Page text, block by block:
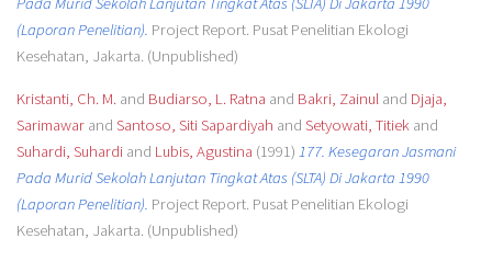
(Laporan Penelitian). Project Report. Pusat Penelitian Ekologi
Kesehatan, Jakarta. (Unpublished)
Kristanti, Ch. M.and Budiarso, L. Ratna and Bakri, Zainuland Djaja,
Sarimawarand Santoso, Siti Sapardiyah and Setyowati, Titiekand
Suhardi, Suhardiand Lubis, Agustina (1991) 177. Kesegaran Jasmani
Pada Murid Sekolah Lanjutan Tingkat Atas (SLTA) Di Jakarta 1990
(Laporan Penelitian). Project Report. Pusat Penelitian Ekologi
Kesehatan, Jakarta. (Unpublished)